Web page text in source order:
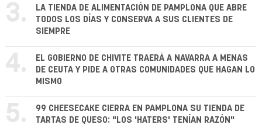
3.
LA TIENDA DE ALIMENTACIÓN DE PAMPLONA QUE ABRE
TODOS LOS DÍAS Y CONSERVA A SUS CLIENTES DE
SIEMPRE
4.
EL GOBIERNO DE CHIVITE TRAERÁ A NAVARRA A MENAS
DE CEUTA Y PIDE A OTRAS COMUNIDADES QUE HAGAN LO
MISMO
5.
99 CHEESECAKE CIERRA EN PAMPLONA SU TIENDA DE
TARTAS DE QUESO: "LOS 'HATERS' TENÍAN RAZÓN"